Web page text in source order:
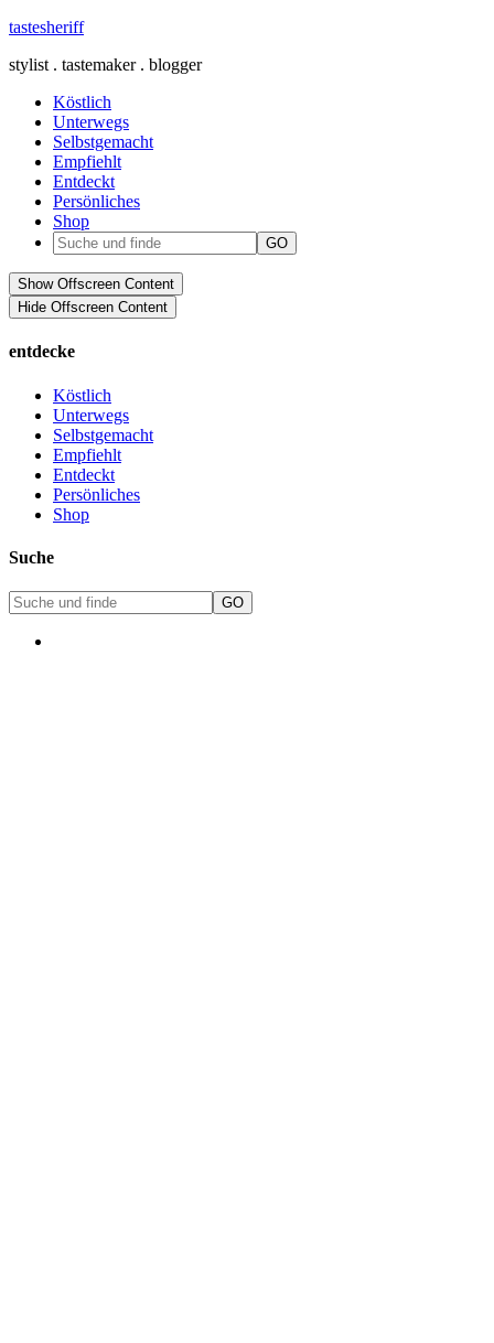
tastesheriff
stylist . tastemaker . blogger
Köstlich
Unterwegs
Selbstgemacht
Empfiehlt
Entdeckt
Persönliches
Shop
Show Offscreen Content
Hide Offscreen Content
entdecke
Köstlich
Unterwegs
Selbstgemacht
Empfiehlt
Entdeckt
Persönliches
Shop
Suche